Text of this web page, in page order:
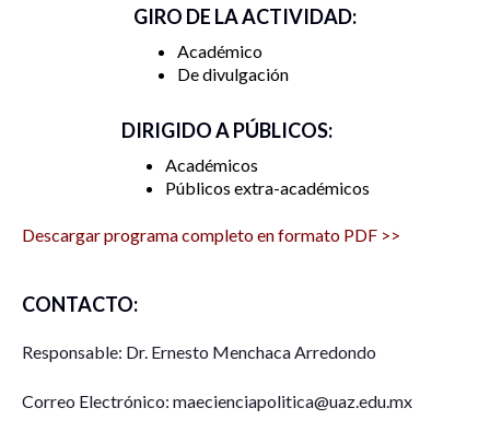
GIRO DE LA ACTIVIDAD:
Académico
De divulgación
DIRIGIDO A PÚBLICOS:
Académicos
Públicos extra-académicos
Descargar programa completo en formato PDF >>
CONTACTO:
Responsable: Dr. Ernesto Menchaca Arredondo
Correo Electrónico: maecienciapolitica@uaz.edu.mx